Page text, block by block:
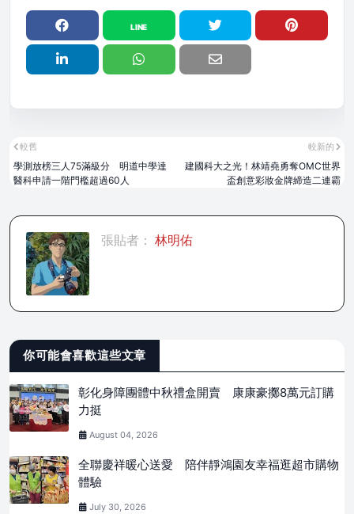
較新的
建國科大之光！林靖堯勇奪OMC世界
盃創意彩妝金牌締造二連霸
較舊
學測放榜三人75滿級分 明道中學達
醫科申請一階門檻超過60人
張貼者： 林明佑
你可能會喜歡這些文章
彰化身障團體中秋禮盒開賣 康康豪擲8萬元訂購
力挺
August 04, 2026
全聯慶祥暖心送愛 陪伴靜鴻園友幸福逛超市購物
體驗
July 30, 2026